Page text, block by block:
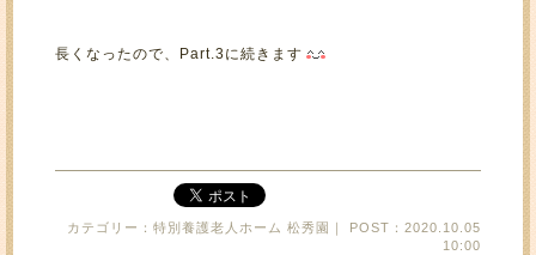
長くなったので、Part.3に続きます
カテゴリー：特別養護老人ホーム 松秀園｜ POST：2020.10.05
10:00